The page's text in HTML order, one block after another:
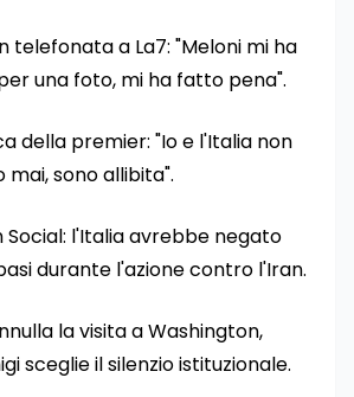
telefonata a La7: "Meloni mi ha
una foto, mi ha fatto pena".
della premier: "Io e l'Italia non
sono allibita".
Social: l'Italia avrebbe negato
durante l'azione contro l'Iran.
la visita a Washington,
sceglie il silenzio istituzionale.